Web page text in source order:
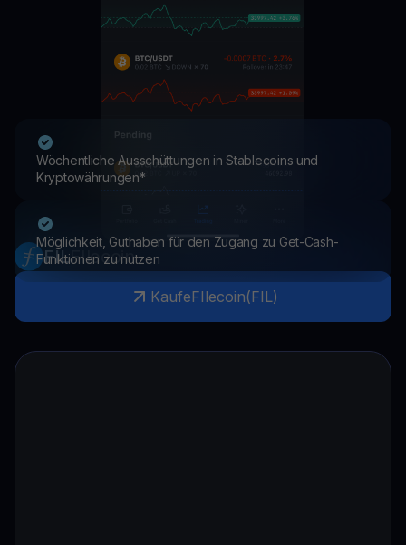
Wöchentliche Ausschüttungen in Stablecoins und
Kryptowährungen*
Möglichkeit, Guthaben für den Zugang zu Get-Cash-
Funktionen zu nutzen
FILFIlecoin
KaufeFIlecoin(FIL)